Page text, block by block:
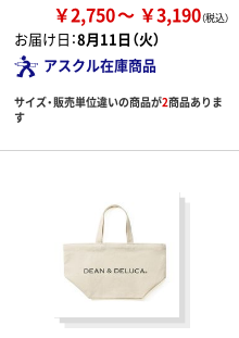
￥2,750 ￥3,190
お届け日：8月11日（火）
アスクル在庫商品
サイズ・販売単位違いの商品が2商品ありま
す